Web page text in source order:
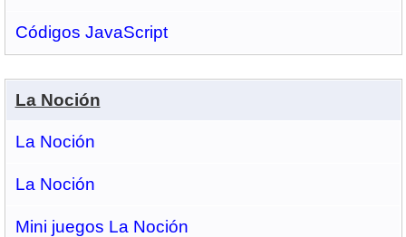
Códigos JavaScript
La Noción
La Noción
La Noción
Mini juegos La Noción